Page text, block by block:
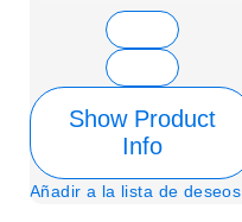
Show Product
Info
Añadir a la lista de deseos